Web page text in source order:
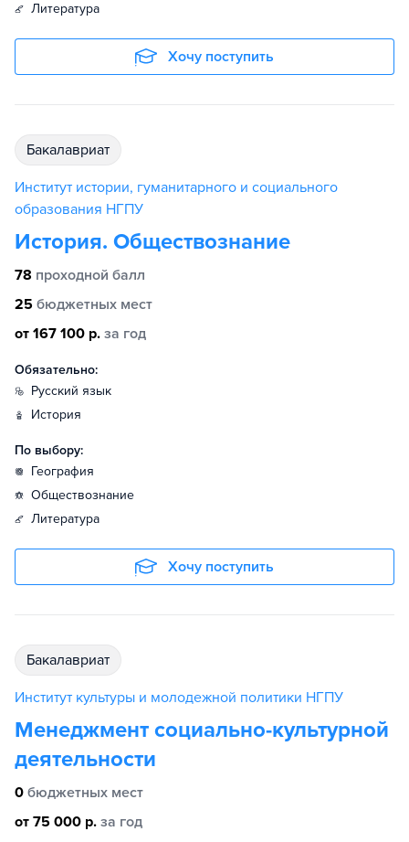
литература
Хочу поступить
бакалавриат
Институт истории, гуманитарного и социального
образования НГПУ
История. Обществознание
78 проходной балл
25 бюджетных мест
от 167 100 р. за год
Обязательно:
русский язык
история
По выбору:
география
обществознание
литература
Хочу поступить
бакалавриат
Институт культуры и молодежной политики НГПУ
Менеджмент социально-культурной
деятельности
0 бюджетных мест
от 75 000 р. за год